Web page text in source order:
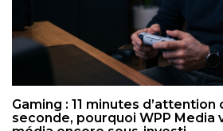
Gaming : 11 minutes d’attention
seconde, pourquoi WPP Media